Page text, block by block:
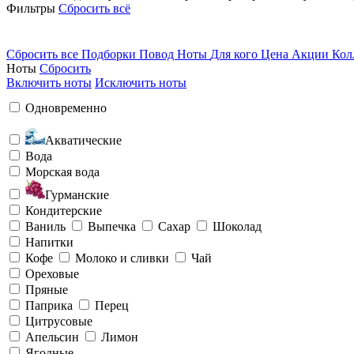
Фильтры Сбросить всё
Сбросить все Подборки Повод Ноты Для кого Цена Акции
Ноты Сбросить
Включить ноты Исключить ноты
Одновременно
Акватические
Вода
Морская вода
Гурманские
Кондитерские
Ваниль
Выпечка Сахар
Шоколад
Напитки
Кофе
Молоко и сливки
Чай
Ореховые
Пряные
Паприка
Перец
Цитрусовые
Апельсин
Лимон